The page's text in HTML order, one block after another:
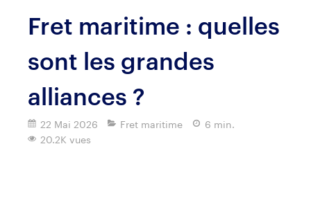
Fret maritime : quelles
sont les grandes
alliances ?
22 Mai 2026 Fret maritime
6 min.
20.2K vues